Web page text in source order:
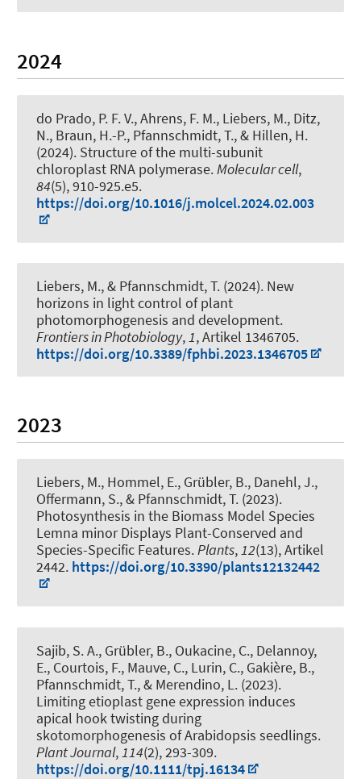
2024
do Prado, P. F. V., Ahrens, F. M., Liebers, M., Ditz,
N., Braun, H.-P., Pfannschmidt, T., & Hillen, H.
(2024). Structure of the multi-subunit
chloroplast RNA polymerase.Molecular cell,
84(5), 910-925.e5.
https://doi.org/10.1016/j.molcel.2024.02.003
Liebers, M., & Pfannschmidt, T. (2024). New
horizons in light control of plant
photomorphogenesis and development.
Frontiers in Photobiology,1, Artikel 1346705.
https://doi.org/10.3389/fphbi.2023.1346705
2023
Liebers, M., Hommel, E., Grübler, B., Danehl, J.,
Offermann, S., & Pfannschmidt, T. (2023).
Photosynthesis in the Biomass Model Species
Lemna minor Displays Plant-Conserved and
Species-Specific Features.Plants,12(13), Artikel
2442. https://doi.org/10.3390/plants12132442
Sajib, S. A., Grübler, B., Oukacine, C., Delannoy,
E., Courtois, F., Mauve, C., Lurin, C., Gakière, B.,
Pfannschmidt, T., & Merendino, L. (2023).
Limiting etioplast gene expression induces
apical hook twisting during
skotomorphogenesis of Arabidopsis seedlings.
Plant Journal, 114(2), 293-309.
https://doi.org/10.1111/tpj.16134